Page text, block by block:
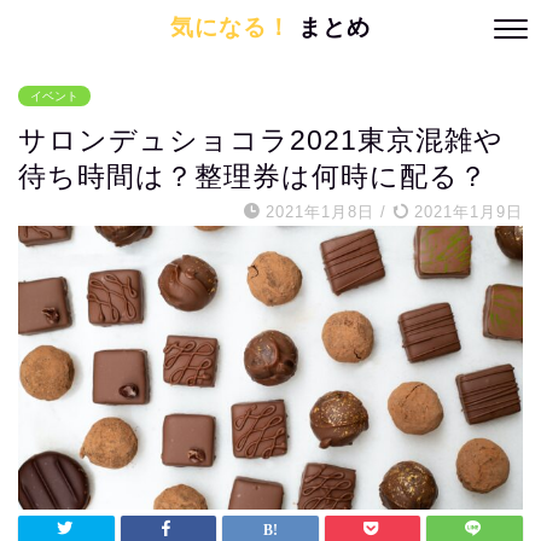
気になる！ まとめ
イベント
サロンデュショコラ2021東京混雑や
待ち時間は？整理券は何時に配る？
2021年1月8日 / 2021年1月9日